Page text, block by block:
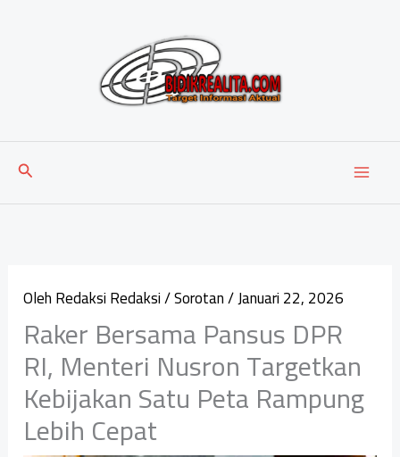
Cari
OlehRedaksi Redaksi/Sorotan/Januari 22, 2026
Raker Bersama Pansus DPR
RI, Menteri Nusron Targetkan
Kebijakan Satu Peta Rampung
Lebih Cepat